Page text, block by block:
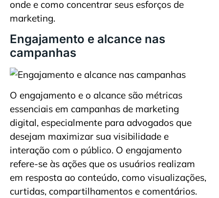
onde e como concentrar seus esforços de
marketing.
Engajamento e alcance nas
campanhas
O engajamento e o alcance são métricas
essenciais em campanhas de marketing
digital, especialmente para advogados que
desejam maximizar sua visibilidade e
interação com o público. O engajamento
refere-se às ações que os usuários realizam
em resposta ao conteúdo, como visualizações,
curtidas, compartilhamentos e comentários.